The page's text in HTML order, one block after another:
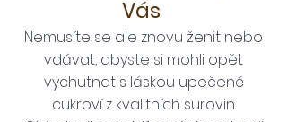
Vás
Nemusíte se ale znovu ženit nebo
vdávat, abyste si mohli opět
vychutnat s láskou upečené
cukroví z kvalitních surovin.